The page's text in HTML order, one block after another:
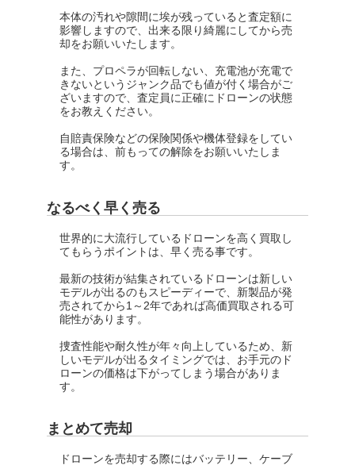
本体の汚れや隙間に埃が残っていると査定額に
影響しますので、出来る限り綺麗にしてから売
却をお願いいたします。
また、プロペラが回転しない、充電池が充電で
きないというジャンク品でも値が付く場合がご
ざいますので、査定員に正確にドローンの状態
をお教えください。
自賠責保険などの保険関係や機体登録をしてい
る場合は、前もっての解除をお願いいたしま
す。
なるべく早く売る
世界的に大流行しているドローンを高く買取し
てもらうポイントは、早く売る事です。
最新の技術が結集されているドローンは新しい
モデルが出るのもスピーディーで、新製品が発
売されてから1～2年であれば高価買取される可
能性があります。
捜査性能や耐久性が年々向上しているため、新
しいモデルが出るタイミングでは、お手元のド
ローンの価格は下がってしまう場合がありま
す。
まとめて売却
ドローンを売却する際にはバッテリー、ケーブ